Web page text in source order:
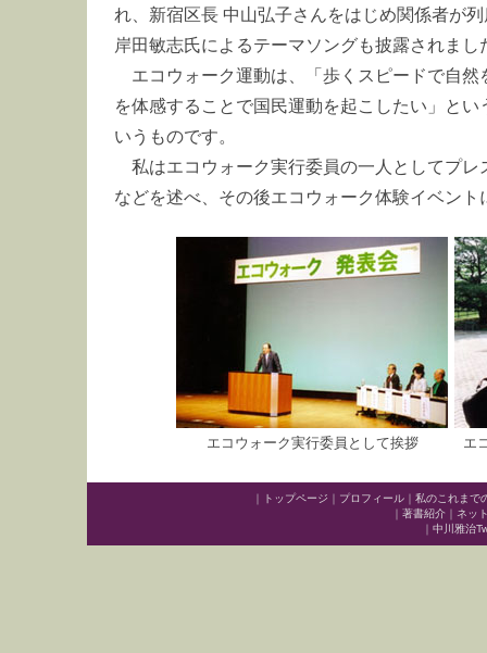
れ、新宿区長 中山弘子さんをはじめ関係者が
岸田敏志氏によるテーマソングも披露されまし
エコウォーク運動は、「歩くスピードで自
を体感することで国民運動を起こしたい」と
いうものです。
私はエコウォーク実行委員の一人としてプ
などを述べ、その後エコウォーク体験イベン
エコウォーク実行委員として挨拶 エ
｜ トップページ ｜ プロフィール ｜ 私のこれまで
｜ 著書紹介 ｜ ネッ
｜ 中川雅治